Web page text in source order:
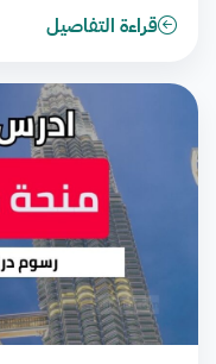
قراءة التفاصيل